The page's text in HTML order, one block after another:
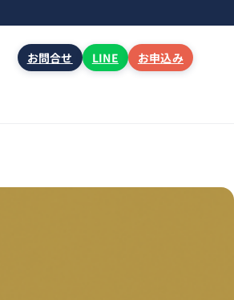
お問合せ LINE お申込み